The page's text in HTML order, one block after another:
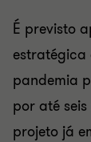
É previsto
estratégica
pandemia
por até
projeto já